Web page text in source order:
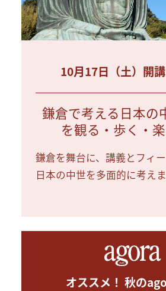
10月17日（土）開
鎌倉で考える日本の
を観る・歩く・楽
鎌倉を舞台に、講義とフィ
日本の中世を多面的に考えま
オススメ！ 秋の